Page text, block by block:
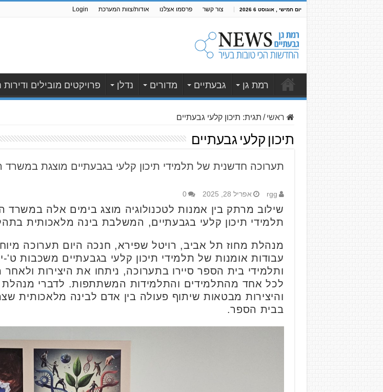
יום חמישי , אוגוסט 6 2026 צור קשר פרסמו אצלנו אודות/צוות המערכת Login
רמת גן גבעתיים מדורים נדלן פרויקטים מובילים
ראשי / תגית: תיכון קלעי גבעתיים
תיכון קלעי גבעתיים
תערוכה חדשנית של תלמידי תיכון קלעי בגבעתיים מוצגת במשרד
rgg אפריל 28, 2025 0
שילוב מרתק בין אמנות לטכנולוגיה מוצג בימים אלה במשרד
תלמידי תיכון קלעי בגבעתיים, המשלבת בינה מלאכותית
מנהלת מחוז תל אביב, רויטל שפירא, חנכה היום תערוכה
עבודות אומנות של תלמידי תיכון קלעי בגבעתיים משכבות
ותלמידי בית הספר סיירו בתערוכה, ניתחו את היצירות
לכל אחד מהתלמידים והתלמידות המשתתפות. לדברי מנהלת
והיצירות מבטאות שיתוף פעולה בין אדם לבינה מלאכותית
בבית הספר.